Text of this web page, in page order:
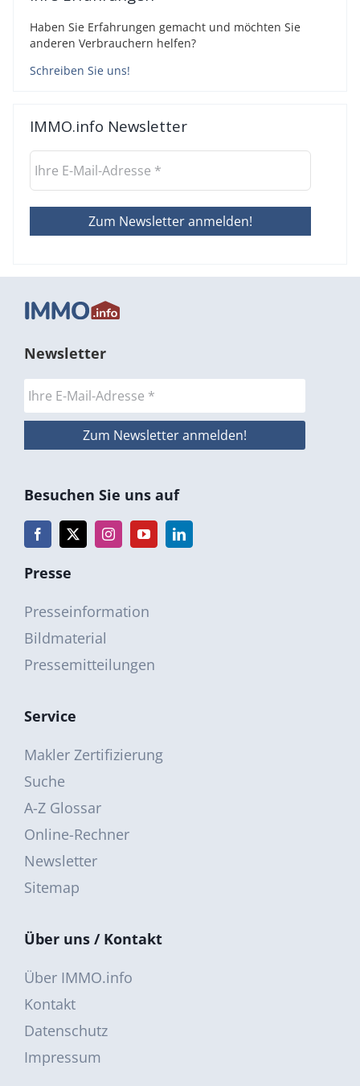
Haben Sie Erfahrungen gemacht und möchten Sie
anderen Verbrauchern helfen?
Schreiben Sie uns!
IMMO.info Newsletter
Newsletter
Besuchen Sie uns auf
Presse
Presseinformation
Bildmaterial
Pressemitteilungen
Service
Makler Zertifizierung
Suche
A-Z Glossar
Online-Rechner
Newsletter
Sitemap
Über uns / Kontakt
Über IMMO.info
Kontakt
Datenschutz
Impressum